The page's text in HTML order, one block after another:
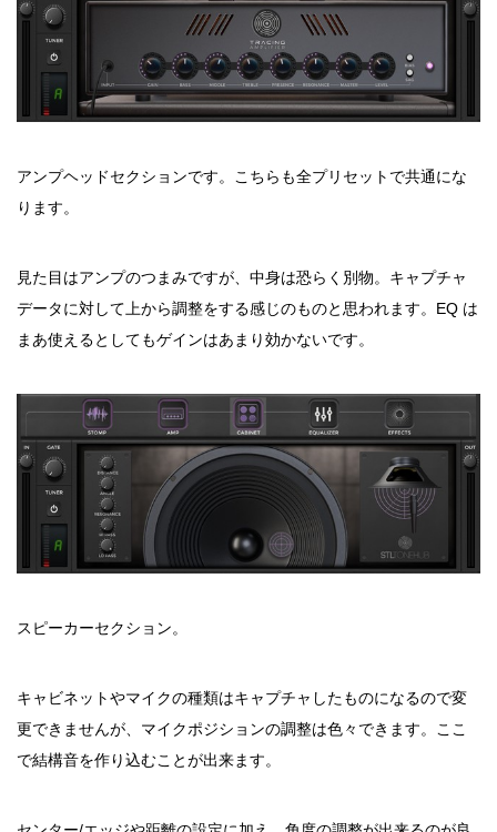
アンプヘッドセクションです。こちらも全プリセットで共通にな
ります。
見た目はアンプのつまみですが、中身は恐らく別物。キャプチャ
データに対して上から調整をする感じのものと思われます。EQ は
まあ使えるとしてもゲインはあまり効かないです。
スピーカーセクション。
キャビネットやマイクの種類はキャプチャしたものになるので変
更できませんが、マイクポジションの調整は色々できます。ここ
で結構音を作り込むことが出来ます。